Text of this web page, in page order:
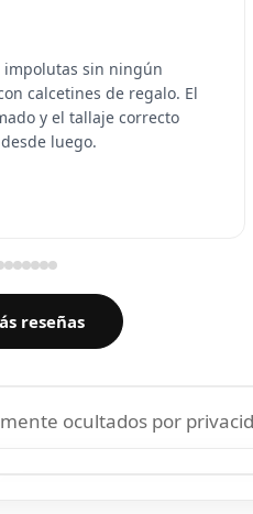
sin ningún
calcetines de regalo. El
y el tallaje correcto
luego.
reseñas
ocultados por